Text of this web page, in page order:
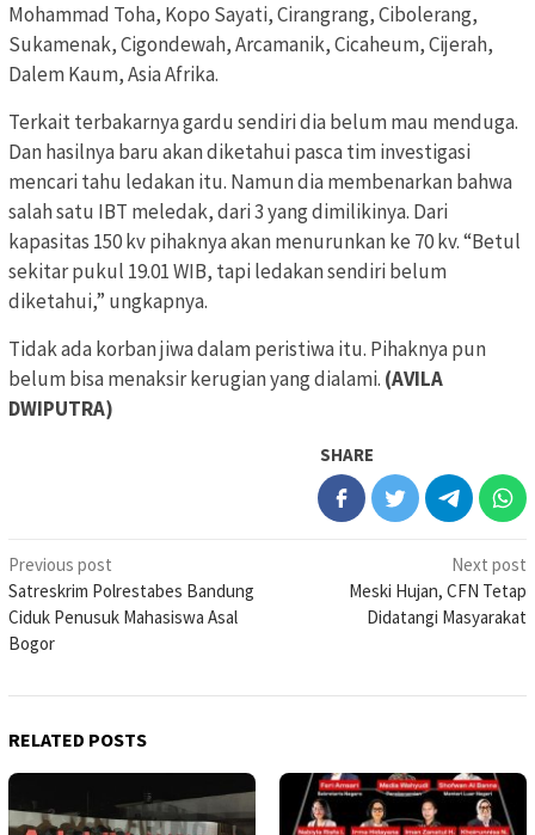
Mohammad Toha, Kopo Sayati, Cirangrang, Cibolerang,
Sukamenak, Cigondewah, Arcamanik, Cicaheum, Cijerah,
Dalem Kaum, Asia Afrika.
Terkait terbakarnya gardu sendiri dia belum mau menduga.
Dan hasilnya baru akan diketahui pasca tim investigasi
mencari tahu ledakan itu. Namun dia membenarkan bahwa
salah satu IBT meledak, dari 3 yang dimilikinya. Dari
kapasitas 150 kv pihaknya akan menurunkan ke 70 kv. “Betul
sekitar pukul 19.01 WIB, tapi ledakan sendiri belum
diketahui,” ungkapnya.
Tidak ada korban jiwa dalam peristiwa itu. Pihaknya pun
belum bisa menaksir kerugian yang dialami. (AVILA
DWIPUTRA)
SHARE
Post
navigation
Previous post
Satreskrim Polrestabes Bandung
Ciduk Penusuk Mahasiswa Asal
Bogor
Next post
Meski Hujan, CFN Tetap
Didatangi Masyarakat
RELATED POSTS